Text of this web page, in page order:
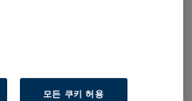
면, 우리 도서관 찾기 기능을 활
기
모든 쿠키 허용